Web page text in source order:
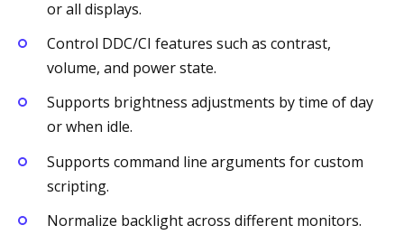
or all displays.
Control DDC/CI features such as contrast,
volume, and power state.
Supports brightness adjustments by time of day
or when idle.
Supports command line arguments for custom
scripting.
Normalize backlight across different monitors.